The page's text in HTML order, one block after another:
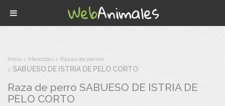
Inicio Mascotas Razas de perros
SABUESO DE ISTRIA DE PELO CORTO
Raza de perro SABUESO DE ISTRIA DE
PELO CORTO